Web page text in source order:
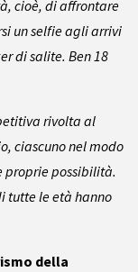
cioè, di affrontare
un selfie agli arrivi
di salite. Ben 18
rivolta al
ciascuno nel modo
proprie possibilità.
tutte le età hanno
della